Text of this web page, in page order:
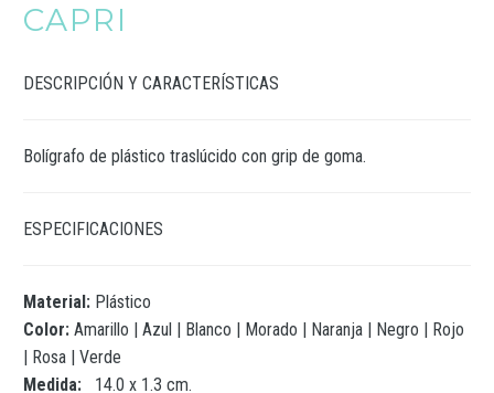
CAPRI
DESCRIPCIÓN Y CARACTERÍSTICAS
Bolígrafo de plástico traslúcido con grip de goma.
ESPECIFICACIONES
Material: Plástico
Color: Amarillo | Azul | Blanco | Morado | Naranja | Negro | Rojo
| Rosa | Verde
Medida:
14.0 x 1.3 cm.